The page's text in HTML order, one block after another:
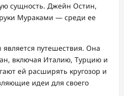
сущность. Джейн Остин,
Мураками — среди ее
путешествия. Она
включая Италию, Турцию и
ей расширять кругозор и
идеи для своего